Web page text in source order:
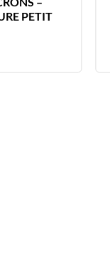
PETIT